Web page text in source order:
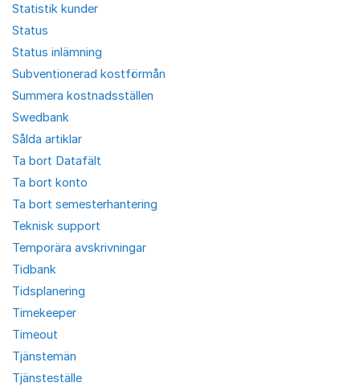
Statistik kunder
Status
Status inlämning
Subventionerad kostförmån
Summera kostnadsställen
Swedbank
Sålda artiklar
Ta bort Datafält
Ta bort konto
Ta bort semesterhantering
Teknisk support
Temporära avskrivningar
Tidbank
Tidsplanering
Timekeeper
Timeout
Tjänstemän
Tjänsteställe